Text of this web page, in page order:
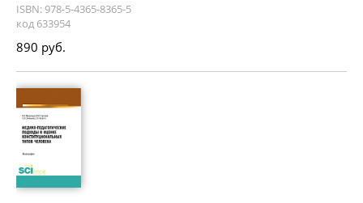
ISBN: 978-5-4365-8365-5
код 633954
890 руб.